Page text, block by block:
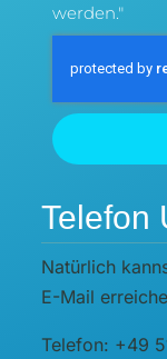
werden."
Telefon
Natürlich
E-Mail
Telefon: +49